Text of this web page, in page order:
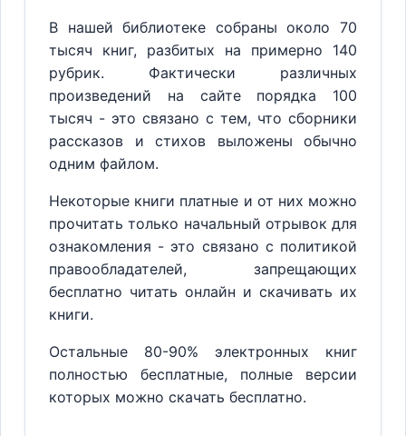
В нашей библиотеке собраны около 70
тысяч книг, разбитых на примерно 140
рубрик. Фактически различных
произведений на сайте порядка 100
тысяч - это связано с тем, что сборники
рассказов и стихов выложены обычно
одним файлом.
Некоторые книги платные и от них можно
прочитать только начальный отрывок для
ознакомления - это связано с политикой
правообладателей, запрещающих
бесплатно читать онлайн и скачивать их
книги.
Остальные 80-90% электронных книг
полностью бесплатные, полные версии
которых можно скачать бесплатно.